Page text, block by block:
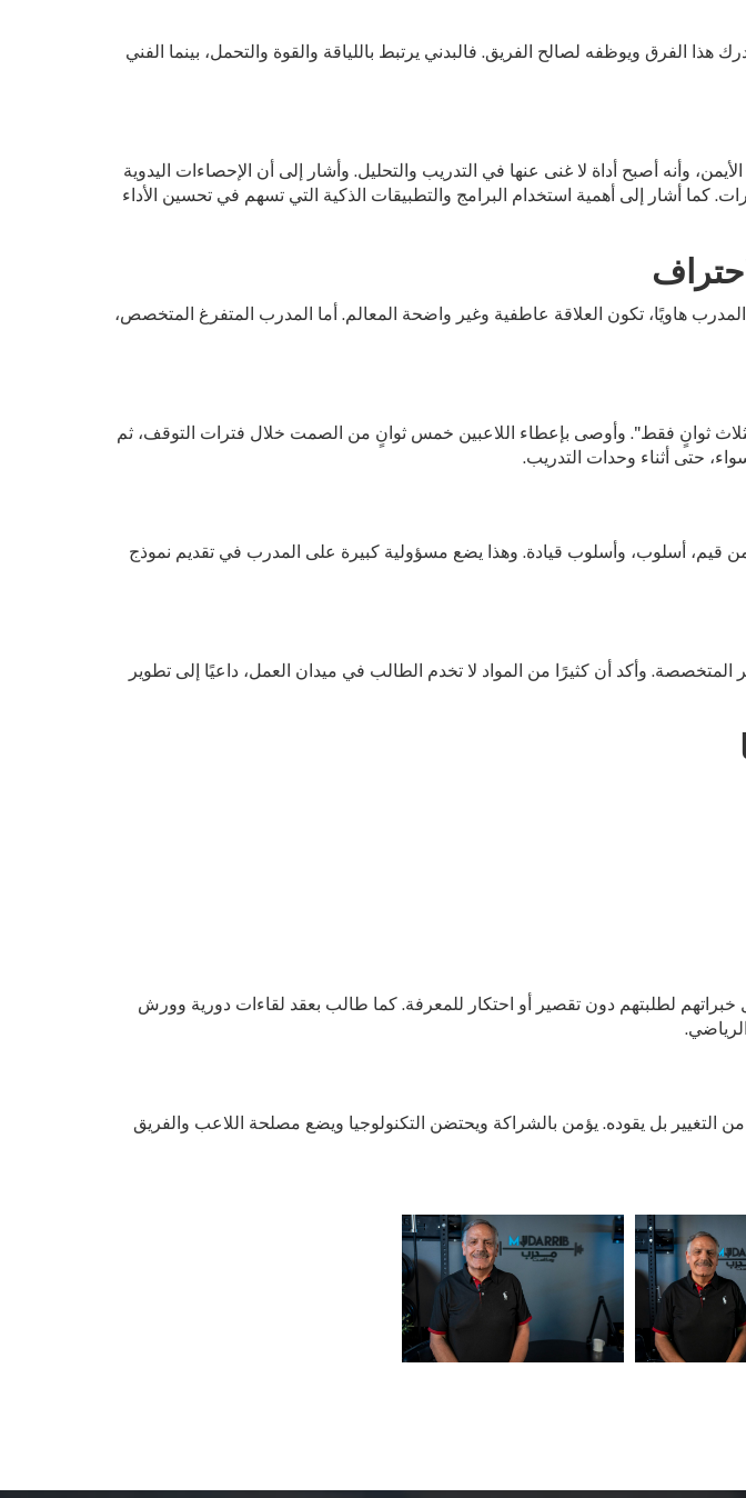
الفرق ويوظفه لصالح الفريق. فالبدني يرتبط باللياقة والقوة والتحمل، بينما الفني
وأنه أصبح أداة لا غنى عنها في التدريب والتحليل. وأشار إلى أن الإحصاءات اليدوية
أشار إلى أهمية استخدام البرامج والتطبيقات الذكية التي تسهم في تحسين الأداء
هاويًا، تكون العلاقة عاطفية وغير واضحة المعالم. أما المدرب المتفرغ المتخصص،
ثوانٍ فقط". وأوصى بإعطاء اللاعبين خمس ثوانٍ من الصمت خلال فترات التوقف، ثم
حتى أثناء وحدات التدريب.
قيم، أسلوب، وأسلوب قيادة. وهذا يضع مسؤولية كبيرة على المدرب في تقديم نموذج
المتخصصة. وأكد أن كثيرًا من المواد لا تخدم الطالب في ميدان العمل، داعيًا إلى تطوير
خبراتهم لطلبتهم دون تقصير أو احتكار للمعرفة. كما طالب بعقد لقاءات دورية وورش
بل يقوده. يؤمن بالشراكة ويحتضن التكنولوجيا ويضع مصلحة اللاعب والفريق